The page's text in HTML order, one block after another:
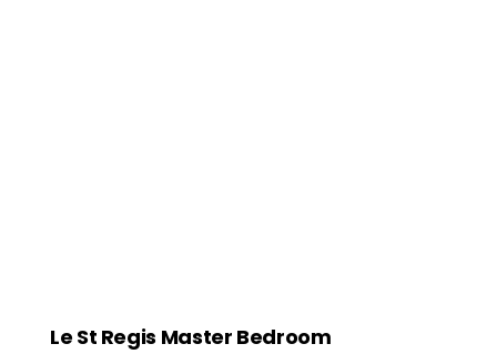
Le St Regis Master Bedroom